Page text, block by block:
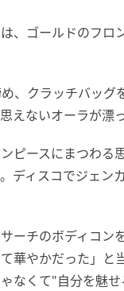
、ゴールドのフ
、クラッチバッ
えないオーラが漂
ピースにまつわ
ディスコでジェン
ーチのボディコ
華やかだった」と
なくて"自分を魅